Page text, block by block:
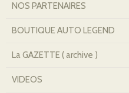
NOS PARTENAIRES
BOUTIQUE AUTO LEGEND
La GAZETTE ( archive )
VIDEOS